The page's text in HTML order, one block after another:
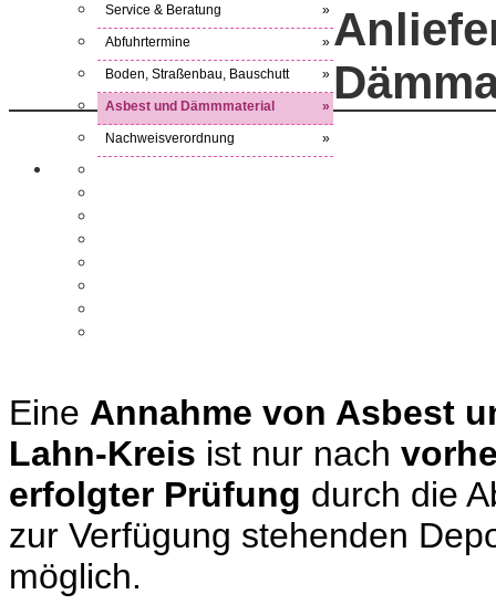
Service & Beratung »
Abfuhrtermine »
Boden, Straßenbau, Bauschutt »
Asbest und Dämmmaterial »
Nachweisverordnung »
Eine Annahme von Asbest
Lahn-Kreis ist nur nach
erfolgter Prüfung durch die
zur Verfügung stehenden
möglich.